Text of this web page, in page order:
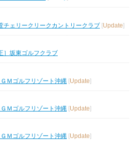
チェリークリークカントリークラブ [Update]
］坂東ゴルフクラブ
Ｍゴルフリゾート沖縄 [Update]
Ｍゴルフリゾート沖縄 [Update]
Ｍゴルフリゾート沖縄 Update